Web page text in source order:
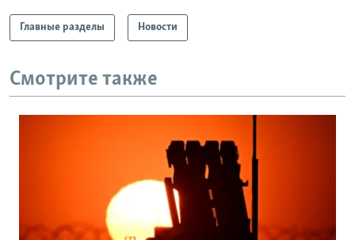
Главные разделы Новости
Смотрите также